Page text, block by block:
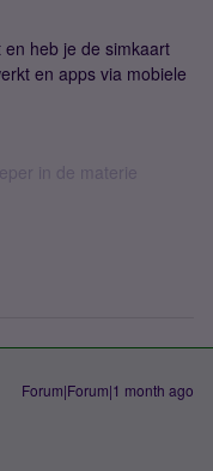
heb je de simkaart
en apps via mobiele
in de materie
Forum|Forum|1 month ago